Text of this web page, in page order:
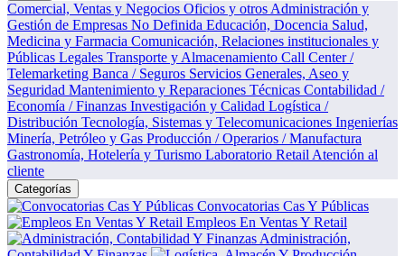
Comercial, Ventas y Negocios Oficios y otros Administración y
Gestión de Empresas No Definida Educación, Docencia Salud,
Medicina y Farmacia Comunicación, Relaciones institucionales y
Públicas Legales Transporte y Almacenamiento Call Center /
Telemarketing Banca / Seguros Servicios Generales, Aseo y
Seguridad Mantenimiento y Reparaciones Técnicas Contabilidad /
Economía / Finanzas Investigación y Calidad Logística /
Distribución Tecnología, Sistemas y Telecomunicaciones Ingenierías
Minería, Petróleo y Gas Producción / Operarios / Manufactura
Gastronomía, Hotelería y Turismo Laboratorio Retail Atención al
cliente
Categorías
Convocatorias Cas Y Públicas
Empleos En Ventas Y Retail
Administración,